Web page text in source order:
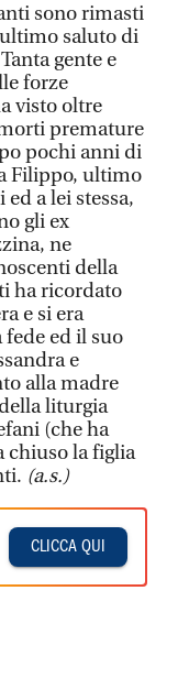
sono rimasti
saluto di
gente e
forze
visto oltre
premature
pochi anni di
Filippo, ultimo
a lei stessa,
gli ex
ne
della
ha ricordato
e si era
fede ed il suo
e
alla madre
liturgia
(che ha
chiuso la figlia
(a.s.)
CLICCA QUI